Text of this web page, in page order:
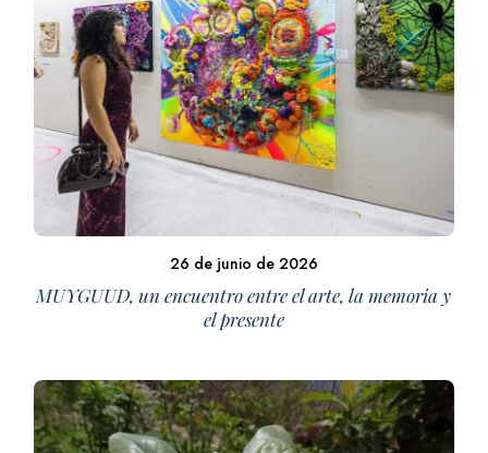
26 de junio de 2026
MUYGUUD, un encuentro entre el arte, la memoria y
el presente